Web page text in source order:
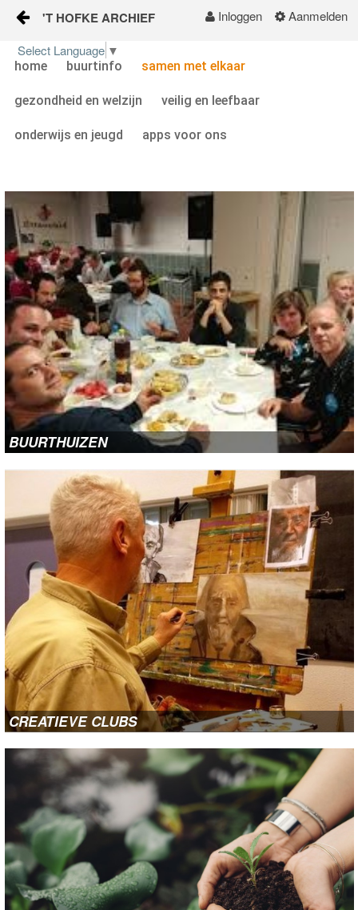
Naar content
Inloggen Aanmelden
'T HOFKE ARCHIEF
home
buurtinfo
gezondheid en welzijn
veilig en leefbaar
onderwijs en jeugd
apps voor ons
KALENDER
SOCIALE KAART
TONGELRE ONLINE
home buurtinfo samen met elkaar
gezondheid en welzijn veilig en leefbaar
onderwijs en jeugd apps voor ons
BUURTHUIZEN
CREATIEVE CLUBS
Select Language ▼